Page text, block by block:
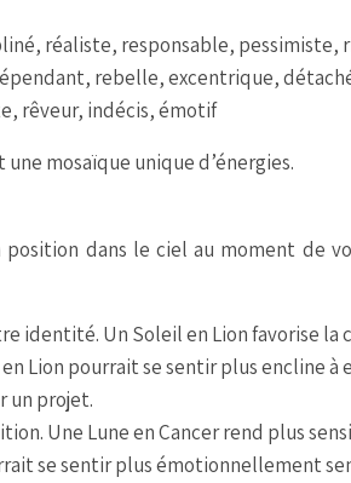
réaliste, responsable, pessimiste,
rebelle, excentrique,
rêveur, indécis, émotif
mosaïque unique d’énergies.
dans le ciel au moment de
identité. Un Soleil en Lion favorise la
Lion pourrait se sentir plus encline à
un projet.
Une Lune en Cancer rend plus
se sentir plus émotionnellement